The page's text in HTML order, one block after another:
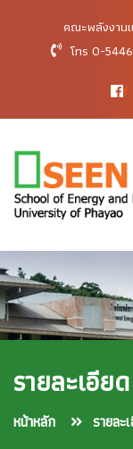
คณะพลังงาน
โทร 0-
f
รายละเอียด
หน้าหลัก รายละ